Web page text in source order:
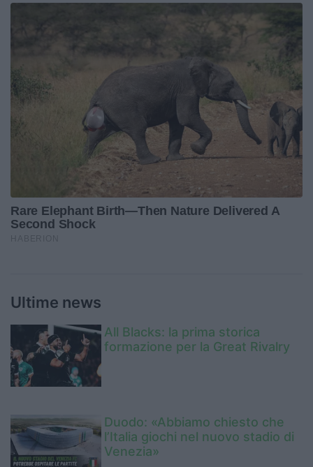
Ultime news
All Blacks: la prima storica
formazione per la Great Rivalry
Duodo: «Abbiamo chiesto che
l’Italia giochi nel nuovo stadio di
Venezia»